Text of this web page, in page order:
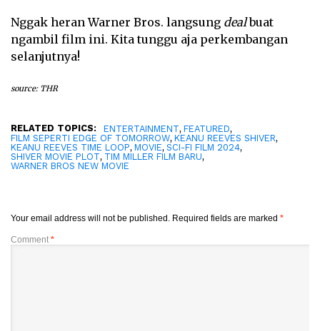
Nggak heran Warner Bros. langsung dealbuat
ngambil film ini. Kita tunggu aja perkembangan
selanjutnya!
source: THR
RELATED TOPICS: ENTERTAINMENT, FEATURED,
FILM SEPERTI EDGE OF TOMORROW, KEANU REEVES SHIVER,
KEANU REEVES TIME LOOP, MOVIE, SCI-FI FILM 2024,
SHIVER MOVIE PLOT, TIM MILLER FILM BARU,
WARNER BROS NEW MOVIE
Your email address will not be published. Required fields are marked *
Comment *